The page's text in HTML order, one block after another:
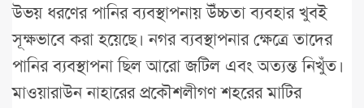
উভয় ধরণের পানির ব্যবস্থাপনায় উঁচ্চতা ব্যবহার খুবই
সূক্ষভাবে করা হয়েছে। নগর ব্যবস্থাপনার ক্ষেত্রে তাদের
পানির ব্যবস্থাপনা ছিল আরো জটিল এবং অত্যন্ত নিখুঁত।
মাওয়ারাউন নাহারের প্রকৌশলীগণ শহরের মাটির